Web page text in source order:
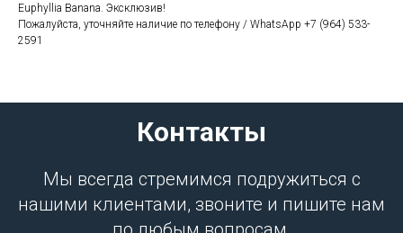
Euphyllia Banana. Эксклюзив!
Пожалуйста, уточняйте наличие по телефону / WhatsApp +7 (964) 533-
2591
Контакты
Мы всегда стремимся подружиться с
нашими клиентами, звоните и пишите нам